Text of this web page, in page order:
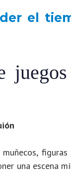
el
una escena